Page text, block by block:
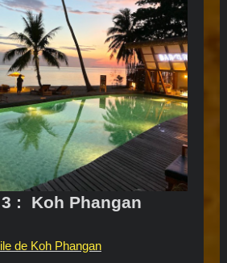
3 : Koh Phangan
de Koh Phangan